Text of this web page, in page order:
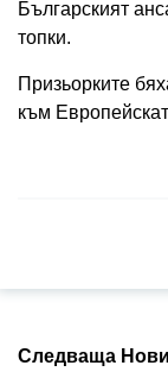
Българският
топки.
Призьорките
към
Следваща